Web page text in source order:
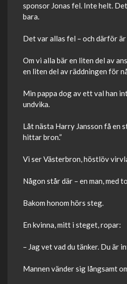
sponsor Jonas fel. Inte helt.
bara.
Det var allas fel – och därför
Om vi alla bär en liten del av
en liten del av räddningen för
Min pappa dog av ett val han
undvika.
Låt nästa Harry Jansson få en
hittar bron.”
Vi ser Västerbron, höstlöv
Någon står där – en man, med
Bakom honom hörs steg.
En kvinna, mitt i steget, ropar:
– Jag vet vad du tänker. Du är
Mannen vänder sig långsamt